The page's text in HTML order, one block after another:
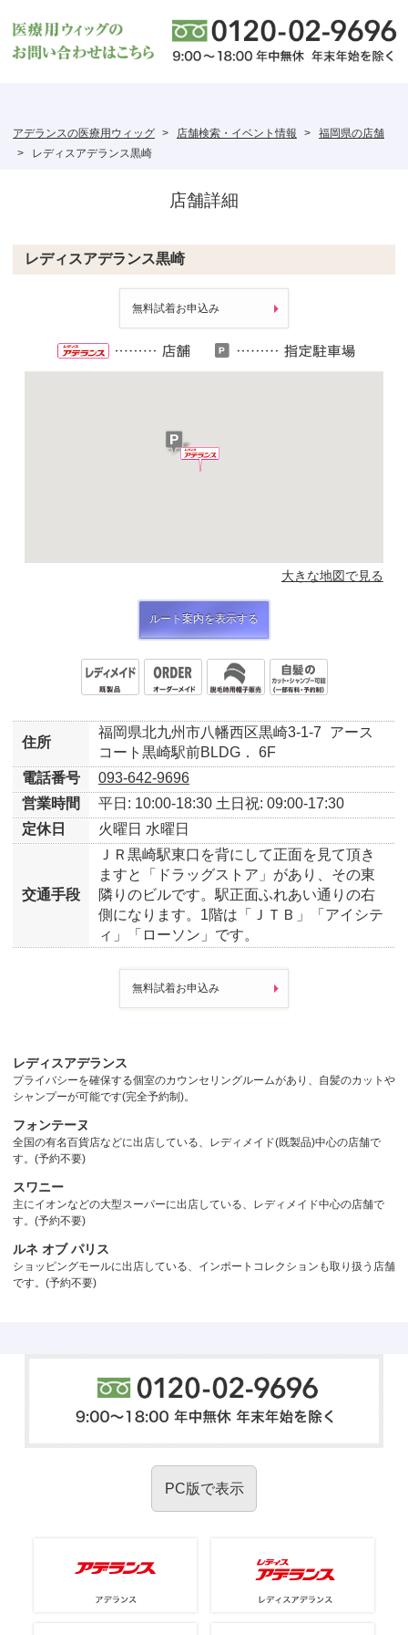
アデランスの医療用ウィッグ 店舗検索・イベント情報
福岡県の店舗
レディスアデランス黒崎
店舗詳細
レディスアデランス黒崎
無料試着お申込み
大きな地図で見る
ルート案内を表示する
住所
福岡県北九州市八幡西区黒崎3-1-7
アース
コート黒崎駅前BLDG． 6F
電話番号
093-642-9696
営業時間
平日: 10:00-18:30 土日祝: 09:00-17:30
定休日
火曜日 水曜日
交通手段
ＪＲ黒崎駅東口を背にして正面を見て頂き
ますと「ドラッグストア」があり、その東
隣りのビルです。駅正面ふれあい通りの右
側になります。1階は「ＪＴＢ」「アイシテ
ィ」「ローソン」です。
無料試着お申込み
レディスアデランス
プライバシーを確保する個室のカウンセリングルームがあり、自髪のカットや
シャンプーが可能です(完全予約制)。
フォンテーヌ
全国の有名百貨店などに出店している、レディメイド(既製品)中心の店舗で
す。(予約不要)
スワニー
主にイオンなどの大型スーパーに出店している、レディメイド中心の店舗で
す。(予約不要)
ルネ オブ パリス
ショッピングモールに出店している、インポートコレクションも取り扱う店舗
です。(予約不要)
PC版で表示